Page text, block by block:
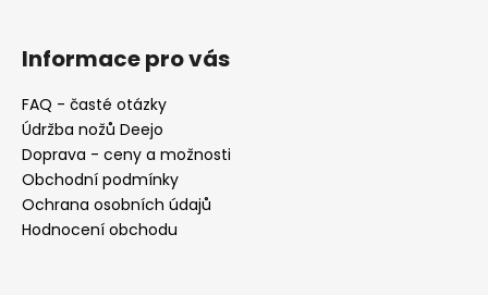
Informace pro vás
FAQ - časté otázky
Údržba nožů Deejo
Doprava - ceny a možnosti
Obchodní podmínky
Ochrana osobních údajů
Hodnocení obchodu